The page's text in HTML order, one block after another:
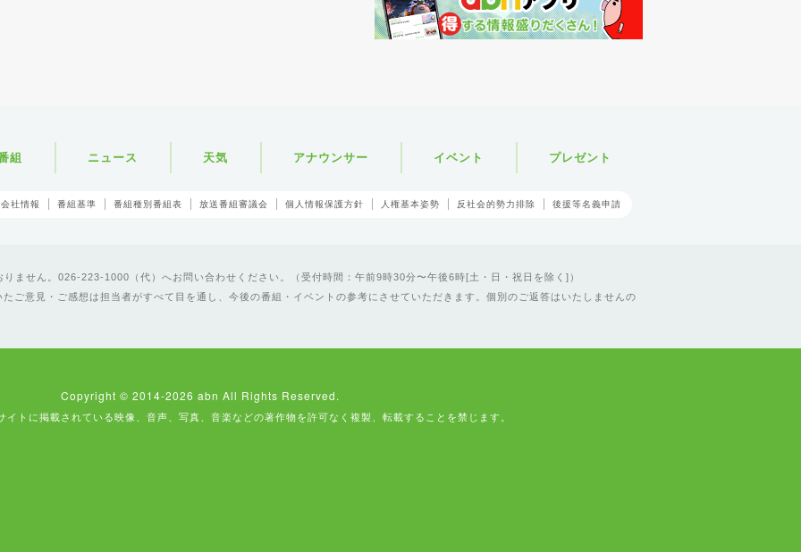
組 ニュース 天気 アナウンサー イベント プレゼント
会社情報 番組基準 番組種別番組表 放送番組審議会 個人情報保護方針 人権基本姿勢 反社会的勢力排除 後援等名義申請
ません。026-223-1000（代）へお問い合わせください。（受付時間：午前9時30分〜午後6時[土・日・祝日を除く]）
たご意見・ご感想は担当者がすべて目を通し、今後の番組・イベントの参考にさせていただきます。個別のご返答はいたしませんの
Copyright © 2014-2026 abn All Rights Reserved.
イトに掲載されている映像、音声、写真、音楽などの著作物を許可なく複製、転載することを禁じます。